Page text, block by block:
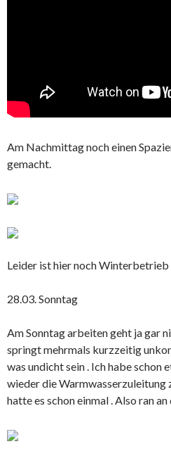
Am Nachmittag noch einen
gemacht.
Leider ist hier noch Winterbetrieb
28.03. Sonntag
Am Sonntag arbeiten geht ja gar
springt mehrmals kurzzeitig
was undicht sein . Ich habe schon
wieder die Warmwasserzuleitung
hatte es schon einmal . Also ran